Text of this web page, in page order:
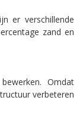
er verschillende
zand en
Omdat
verbeteren